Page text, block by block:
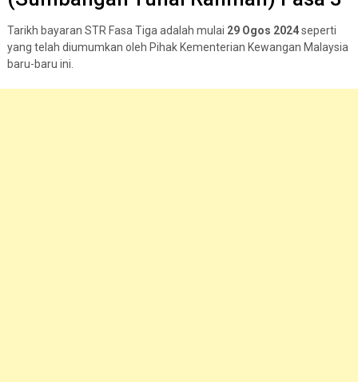
Tarikh bayaran STR Fasa Tiga adalah mulai 29 Ogos 2024seperti
yang telah diumumkan oleh Pihak Kementerian Kewangan Malaysia
baru-baru ini.